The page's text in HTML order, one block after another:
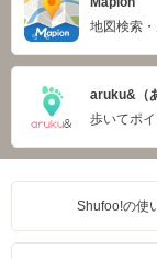
地図検索
aruku&（
歩いてポ
Shufoo!の使